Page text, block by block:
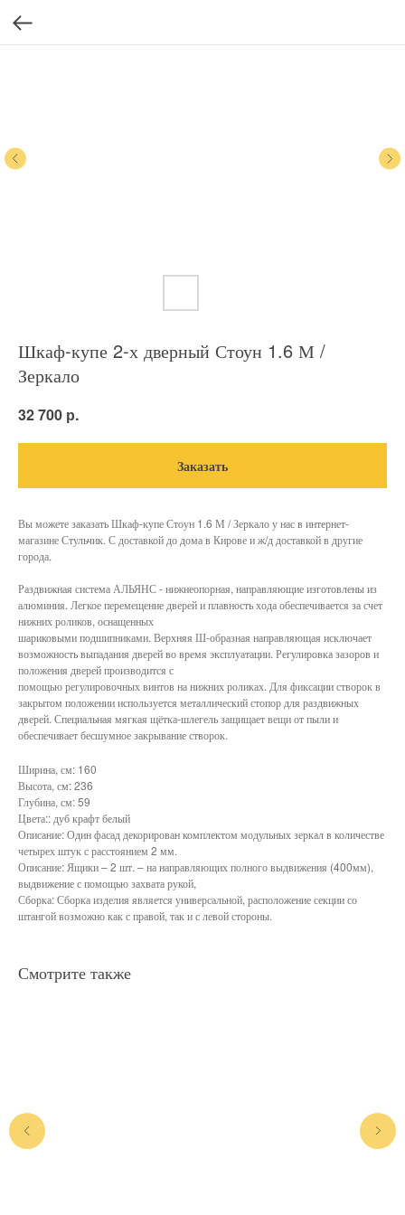
Шкаф-купе 2-х дверный Стоун 1.6 М /
Зеркало
32 700 р.
Заказать
Вы можете заказать Шкаф-купе Стоун 1.6 М / Зеркало у нас в интернет-
магазине Стульчик. С доставкой до дома в Кирове и ж/д доставкой в другие
города.
Раздвижная система АЛЬЯНС - нижнеопорная, направляющие изготовлены из
алюминия. Легкое перемещение дверей и плавность хода обеспечивается за счет
нижних роликов, оснащенных
шариковыми подшипниками. Верхняя Ш-образная направляющая исключает
возможность выпадания дверей во время эксплуатации. Регулировка зазоров и
положения дверей производится с
помощью регулировочных винтов на нижних роликах. Для фиксации створок в
закрытом положении используется металлический стопор для раздвижных
дверей. Специальная мягкая щётка-шлегель защищает вещи от пыли и
обеспечивает бесшумное закрывание створок.
Ширина, см: 160
Высота, см: 236
Глубина, см: 59
Цвета:: дуб крафт белый
Описание: Один фасад декорирован комплектом модульных зеркал в количестве
четырех штук с расстоянием 2 мм.
Описание: Ящики – 2 шт. – на направляющих полного выдвижения (400мм),
выдвижение с помощью захвата рукой,
Сборка: Сборка изделия является универсальной, расположение секции со
штангой возможно как с правой, так и с левой стороны.
Смотрите также